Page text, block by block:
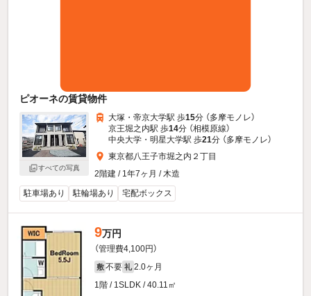
ピオーネの賃貸物件
すべての写真
大塚・帝京大学駅 歩15分 （多摩モノレ）
京王堀之内駅 歩14分 （相模原線）
中央大学・明星大学駅 歩21分 （多摩モノレ）
東京都八王子市堀之内２丁目
2階建 / 1年7ヶ月 / 木造
駐車場あり
駐輪場あり 宅配ボックス
9万円
（管理費4,100円）
敷 不要 礼 2.0ヶ月
1階 / 1SLDK / 40.11㎡